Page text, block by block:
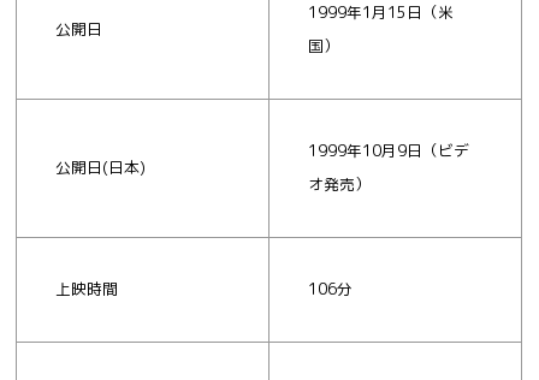
公開日
1999年1月15日（米
国）
公開日(日本)
1999年10月9日（ビデ
オ発売）
上映時間 106分